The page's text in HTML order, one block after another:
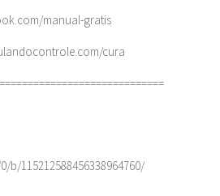
manual-gratis
cura
115212588456338964760/